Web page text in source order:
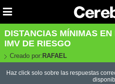
DISTANCIAS MÍNIMAS
IMV DE RIESGO
Creado por: RAFAEL
Haz click solo sobre las respuestas